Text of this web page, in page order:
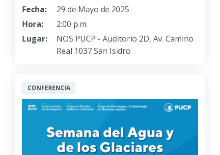
Fecha:
29 de Mayo de 2025
Hora:
2:00 p.m.
Lugar:
NOS PUCP - Auditorio 2D, Av. Camino
Real 1037 San Isidro
CONFERENCIA